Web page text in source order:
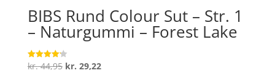
BIBS Rund Colour Sut – Str. 1
– Naturgummi – Forest Lake
Vurderet
4.2
kr.44,95 Den
kr. 29,22Den